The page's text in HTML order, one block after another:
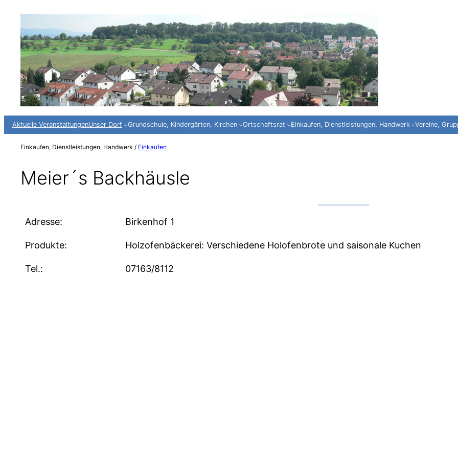
springen
Aktuelle VeranstaltungenUnser Dorf Grundschule, Kindergärten, Kirchen Ortschaftsrat Einkaufen, Dienstleistungen, Handwerk Vereine,
Einkaufen, Dienstleistungen, Handwerk / Einkaufen
Meier´s Backhäusle
Adresse: Birkenhof 1
Produkte: Holzofenbäckerei: Verschiedene Holofenbrote und saisonale Kuchen
Tel.: 07163/8112